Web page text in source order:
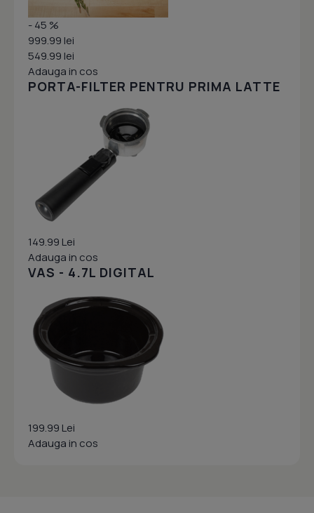
- 45 %
999.99 lei
549.99 lei
Adauga in cos
PORTA-FILTER PENTRU PRIMA LATTE
149.99 Lei
Adauga in cos
VAS - 4.7L DIGITAL
199.99 Lei
Adauga in cos